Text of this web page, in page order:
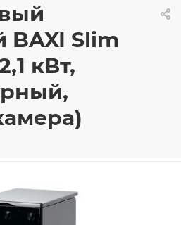
BAXI Slim
кВт,